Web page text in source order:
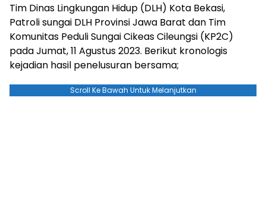
Tim Dinas Lingkungan Hidup (DLH) Kota Bekasi,
Patroli sungai DLH Provinsi Jawa Barat dan Tim
Komunitas Peduli Sungai Cikeas Cileungsi (KP2C)
pada Jumat, 11 Agustus 2023. Berikut kronologis
kejadian hasil penelusuran bersama;
Scroll Ke Bawah Untuk Melanjutkan